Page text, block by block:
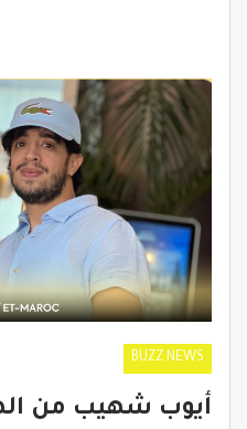
BUZZ NEWS
أيوب شهيب من